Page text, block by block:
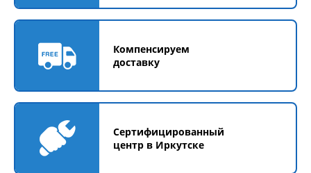
Компенсируем
доставку
Сертифицированный
центр в Иркутске